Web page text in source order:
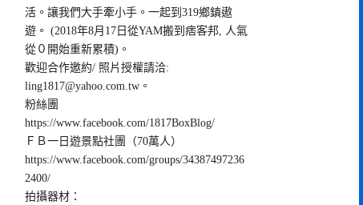
活。讓我們大手牽小手。一起到319鄉鎮遨
遊。 (2018年8月17日從YAM搬到痞客邦, 人氣
從０開始重新累積)。
歡迎合作邀約/ 照片授權請洽:
ling1817@yahoo.com.tw 。
粉絲團
https://www.facebook.com/1817BoxBlog/
ＦＢ一日遊景點社團（70萬人）
https://www.facebook.com/groups/34387497236
2400/
拍攝器材：